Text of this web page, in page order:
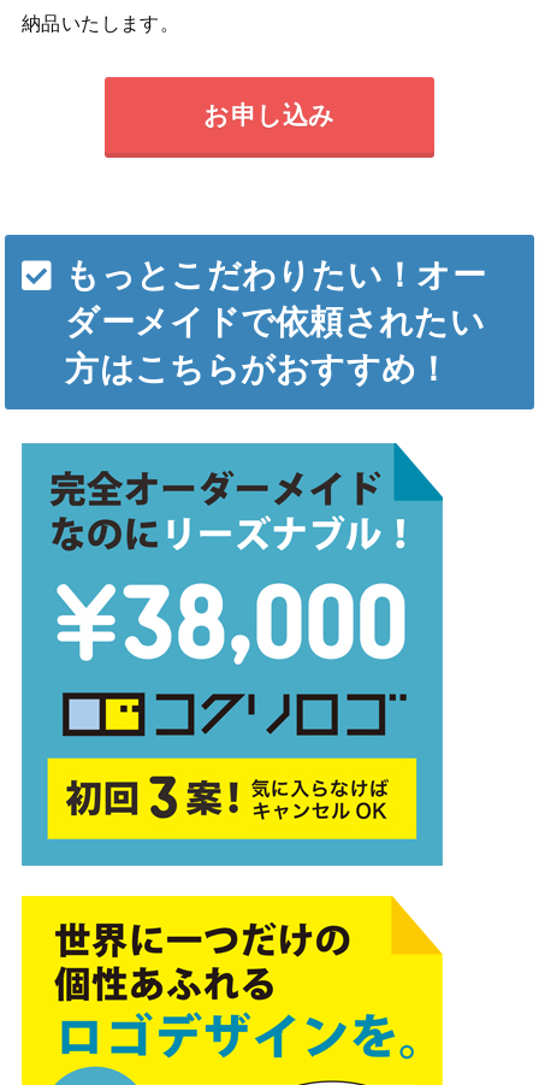
納品いたします。
お申し込み
もっとこだわりたい！オー
ダーメイドで依頼されたい
方はこちらがおすすめ！